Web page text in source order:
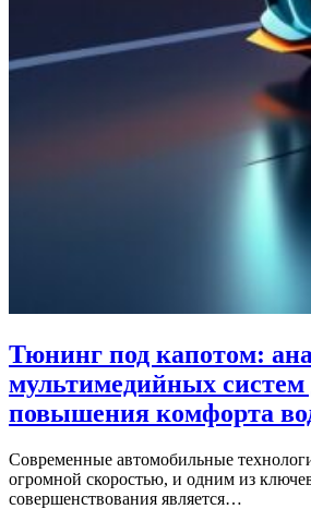
Тюнинг под капотом:
мультимедийных систем
повышения комфорта
Современные автомобильные
огромной скоростью, и одним из
совершенствования является…